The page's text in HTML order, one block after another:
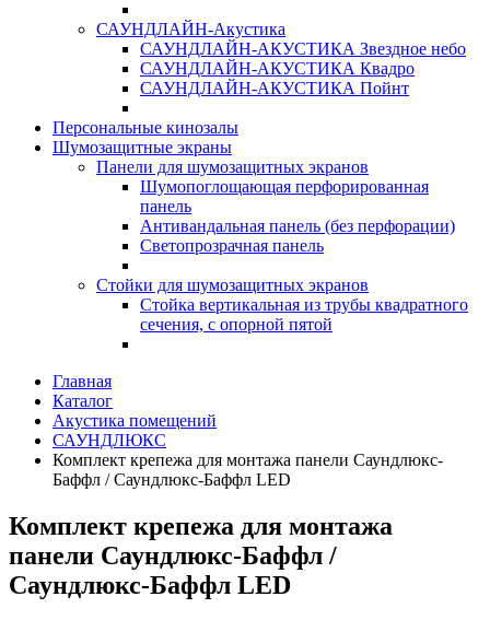
САУНДЛАЙН-Акустика
САУНДЛАЙН-АКУСТИКА Звездное небо
САУНДЛАЙН-АКУСТИКА Квадро
САУНДЛАЙН-АКУСТИКА Пойнт
Персональные кинозалы
Шумозащитные экраны
Панели для шумозащитных экранов
Шумопоглощающая перфорированная
панель
Антивандальная панель (без перфорации)
Светопрозрачная панель
Стойки для шумозащитных экранов
Стойка вертикальная из трубы квадратного
сечения, с опорной пятой
Главная
Каталог
Акустика помещений
САУНДЛЮКС
Комплект крепежа для монтажа панели Саундлюкс-
Баффл / Саундлюкс-Баффл LED
Комплект крепежа для монтажа
панели Саундлюкс-Баффл /
Саундлюкс-Баффл LED